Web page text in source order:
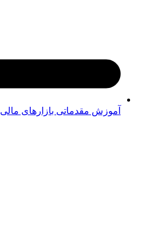
آموزش مقدماتی بازارهای مالی